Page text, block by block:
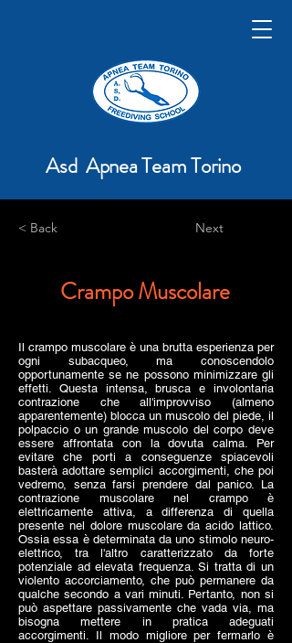
Asd Apnea Team Torino
< Back Next
Crampo Muscolare
Il crampo muscolare è una brutta esperienza per
ogni subacqueo, ma conoscendolo
opportunamente se ne possono minimizzare gli
effetti. Questa intensa, brusca e involontaria
contrazione che all'improvviso (almeno
apparentemente) blocca un muscolo del piede, il
polpaccio o un grande muscolo del corpo deve
essere affrontata con la dovuta calma. Per
evitare che porti a conseguenze spiacevoli
basterà adottare semplici accorgimenti, che poi
vedremo, senza farsi prendere dal panico. La
contrazione muscolare nel crampo è
elettricamente attiva, a differenza di quella
presente nel dolore muscolare da acido lattico.
Ossia essa è determinata da uno stimolo neuro-
elettrico, tra l'altro caratterizzato da forte
potenziale ad elevata frequenza. Si tratta di un
violento accorciamento, che può permanere da
qualche secondo a vari minuti. Pertanto, non si
può aspettare passivamente che vada via, ma
bisogna mettere in pratica adeguati
accorgimenti. Il modo migliore per fermarlo è